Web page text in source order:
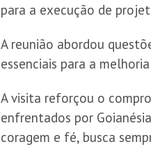
para a execução de
A reunião abordou
essenciais para a
A visita reforçou o
enfrentados por
coragem e fé, busca